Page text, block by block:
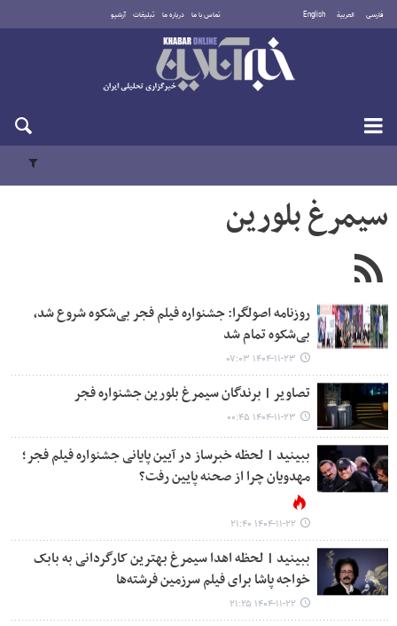
فارسی العربية English تماس با ما درباره ما تبلیغات آرشیو
شنبه ۱۷ مرداد ۱۴۰۵
سیمرغ بلورین
روزنامه اصولگرا: جشنواره فیلم فجر بی‌شکوه شروع شد،
بی‌شکوه تمام شد
۱۴۰۴-۱۱-۲۳ ۰۷:۰۳
تصاویر | برندگان سیمرغ بلورین جشنواره فجر
۱۴۰۴-۱۱-۲۳ ۰۰:۴۵
ببینید | لحظه خبرساز در آیین پایانی جشنواره فیلم فجر؛
مهدویان چرا از صحنه پایین رفت؟
۱۴۰۴-۱۱-۲۲ ۲۱:۴۰
ببینید | لحظه اهدا سیمرغ بهترین کارگردانی به بابک
خواجه پاشا برای فیلم سرزمین فرشته‌ها
۱۴۰۴-۱۱-۲۲ ۲۱:۲۵